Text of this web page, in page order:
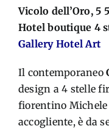
Vicolo dell’Oro, 5
Hotel boutique 4
Gallery Hotel Art
Il contemporaneo
design a 4 stelle
fiorentino Michele
accogliente, è da